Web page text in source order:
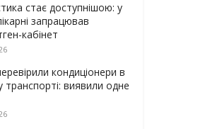
стає доступнішою: у
запрацював
кабінет
кондиціонери в
виявили одне